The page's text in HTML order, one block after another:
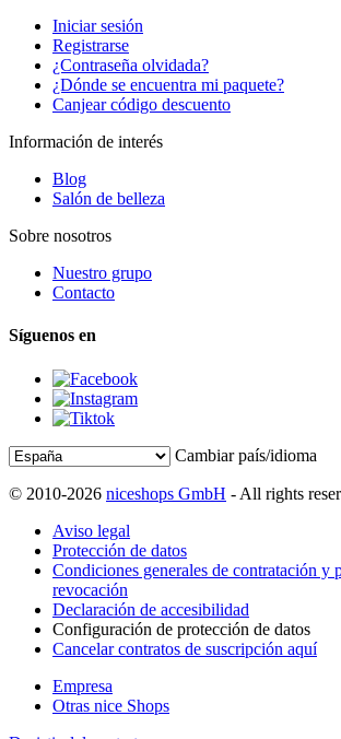
Iniciar sesión
Registrarse
¿Contraseña olvidada?
¿Dónde se encuentra mi paquete?
Canjear código descuento
Información de interés
Blog
Salón de belleza
Sobre nosotros
Nuestro grupo
Contacto
Síguenos en
Cambiar país/idioma
© 2010-2026 niceshops GmbH - All rights
Aviso legal
Protección de datos
Condiciones generales de contratación y
revocación
Declaración de accesibilidad
Configuración de protección de datos
Cancelar contratos de suscripción aquí
Empresa
Otras nice Shops